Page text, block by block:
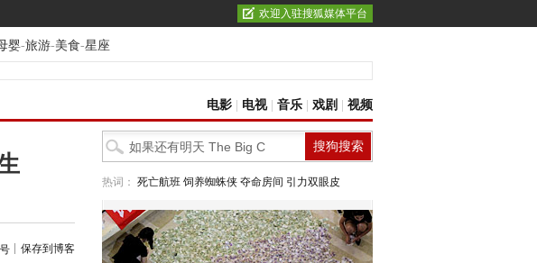
欢迎入驻搜狐媒体平台
婴-旅游-美食-星座
电影 电视| 音乐 戏剧 视频
保存到博客
热词： 死亡航班 饲养蜘蛛侠 夺命房间 引力双眼皮